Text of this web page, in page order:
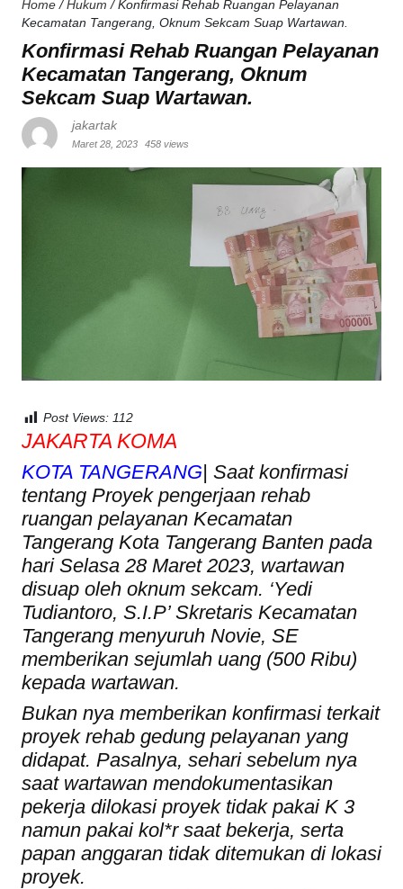
Home / Hukum / Konfirmasi Rehab Ruangan Pelayanan
Kecamatan Tangerang, Oknum Sekcam Suap Wartawan.
Konfirmasi Rehab Ruangan Pelayanan
Kecamatan Tangerang, Oknum
Sekcam Suap Wartawan.
jakartak
Maret 28, 2023 458 views
Post Views: 112
JAKARTA KOMA
KOTA TANGERANG| Saat konfirmasi
tentang Proyek pengerjaan rehab
ruangan pelayanan Kecamatan
Tangerang Kota Tangerang Banten pada
hari Selasa 28 Maret 2023, wartawan
disuap oleh oknum sekcam. ‘Yedi
Tudiantoro, S.I.P’ Skretaris Kecamatan
Tangerang menyuruh Novie, SE
memberikan sejumlah uang (500 Ribu)
kepada wartawan.
Bukan nya memberikan konfirmasi terkait
proyek rehab gedung pelayanan yang
didapat. Pasalnya, sehari sebelum nya
saat wartawan mendokumentasikan
pekerja dilokasi proyek tidak pakai K 3
namun pakai kol*r saat bekerja, serta
papan anggaran tidak ditemukan di lokasi
proyek.